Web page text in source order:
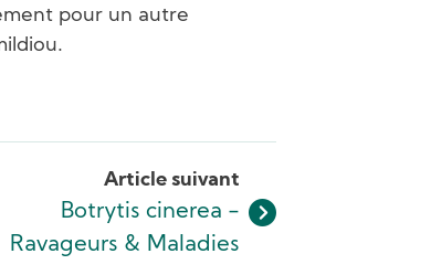
pour un autre
Article suivant
Botrytis cinerea -
Ravageurs & Maladies